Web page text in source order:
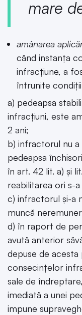
mare
amânarea
când instanța
infracțiune, a
întrunite
a) pedeapsa
infracțiuni, este
2 ani;
b) infractorul nu
pedeapsa
în art. 42 lit. a) și
reabilitarea ori s-
c) infractorul și-a
muncă
d) în raport de
avută anterior
depuse de acesta
consecințelor
sale de
imediată a unei
impune